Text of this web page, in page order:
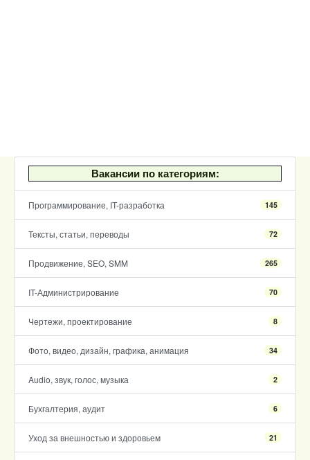
Вакансии по категориям:
Программирование, IT-разработка 145
Тексты, статьи, переводы 72
Продвижение, SEO, SMM 265
IT-Администрирование 70
Чертежи, проектирование 8
Фото, видео, дизайн, графика, анимация 34
Audio, звук, голос, музыка 2
Бухгалтерия, аудит 6
Уход за внешностью и здоровьем 21